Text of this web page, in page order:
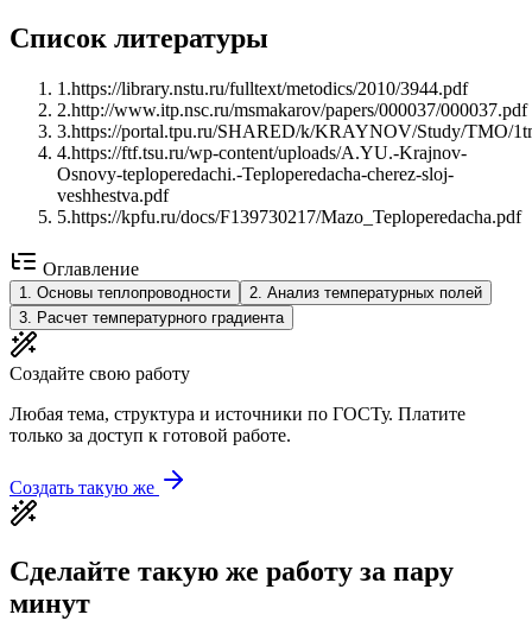
Список литературы
1 .https://library.nstu.ru/fulltext/metodics/2010/3944.pdf
2.http://www.itp.nsc.ru/msmakarov/papers/000037/000037.pdf
3.https://portal.tpu.ru/SHARED/k/KRAYNOV/Study/TMO/
4.https://ftf.tsu.ru/wp-content/uploads/A.YU.-Krajnov-
Osnovy-teploperedachi.-Teploperedacha-cherez-sloj-
veshhestva.pdf
5.https://kpfu.ru/docs/F139730217/Mazo_Teploperedacha.pdf
Оглавление
1. Основы теплопроводности 2. Анализ температурных полей
3. Расчет температурного градиента
Создайте свою работу
Любая тема, структура и источники по ГОСТу. Платите
только за доступ к готовой работе.
Создать такую же
Сделайте такую же работу за пару
минут